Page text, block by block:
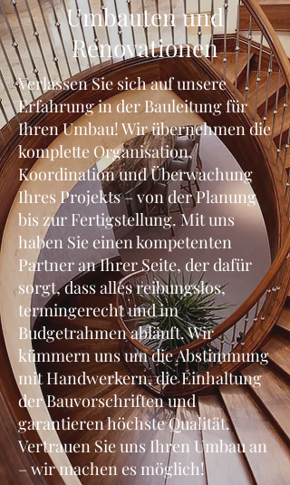
Umbauten und
Renovationen
Verlassen Sie sich auf unsere
Erfahrung in der Bauleitung für
Ihren Umbau! Wir übernehmen die
komplette Organisation,
Koordination und Überwachung
Ihres Projekts – von der Planung
bis zur Fertigstellung. Mit uns
haben Sie einen kompetenten
Partner an Ihrer Seite, der dafür
sorgt, dass alles reibungslos,
termingerecht und im
Budgetrahmen abläuft. Wir
kümmern uns um die Abstimmung
mit Handwerkern, die Einhaltung
der Bauvorschriften und
garantieren höchste Qualität.
Vertrauen Sie uns Ihren Umbau an
– wir machen es möglich!